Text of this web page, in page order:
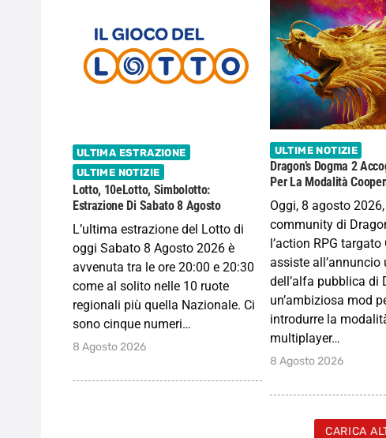
ULTIMA ESTRAZIONE
ULTIME NOTIZIE
Lotto, 10eLotto, Simbolotto:
Estrazione Di Sabato 8 Agosto
L’ultima estrazione del Lotto di
oggi Sabato 8 Agosto 2026 è
avvenuta tra le ore 20:00 e 20:30
come al solito nelle 10 ruote
regionali più quella Nazionale. Ci
sono cinque numeri…
8 Agosto 2026
ULTIME NOTIZIE
Dragon’s Dogma 2
Per La Modalità
Oggi, 8 agosto
community di
l’action RPG targato
assiste all’annuncio
dell’alfa pubblica di
un’ambiziosa mod
introdurre la
multiplayer…
8 Agosto 2026
CARICA